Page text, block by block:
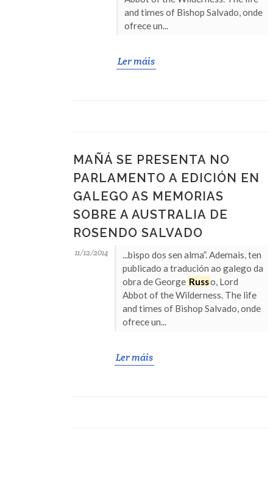
and times of Bishop Salvado, onde
ofrece un...
Ler máis
MAÑÁ SE PRESENTA NO
PARLAMENTO A EDICIÓN EN
GALEGO AS MEMORIAS
SOBRE A AUSTRALIA DE
ROSENDO SALVADO
11/12/2014
...bispo dos sen alma”. Ademais, ten
publicado a tradución ao galego da
obra de George Russo, Lord
Abbot of the Wilderness. The life
and times of Bishop Salvado, onde
ofrece un...
Ler máis